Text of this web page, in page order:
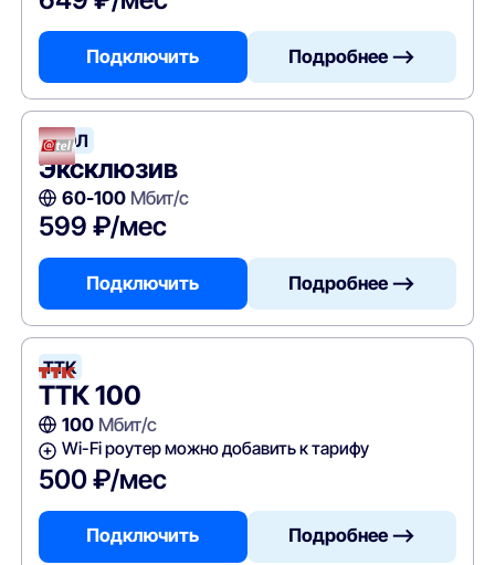
Подключить Подробнее —>
АТЭЛ
Эксклюзив
60-100Мбит/с
599 ₽/мес
Подключить Подробнее —>
ТТК
ТТК 100
100Мбит/с
Wi-Fi роутер можно добавить к тарифу
500 ₽/мес
Подключить Подробнее —>